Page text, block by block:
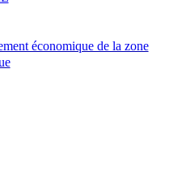
économique de la zone